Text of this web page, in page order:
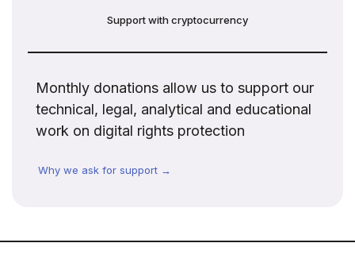
Support with cryptocurrency
Monthly donations allow us to support our
technical, legal, analytical and educational
work on digital rights protection
Why we ask for support →